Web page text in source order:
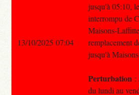
jusqu'à 05:10,
interrompu de
Maisons-
remplacement
jusqu'à
Perturbation :
du lundi au
13/10/2025 07:04